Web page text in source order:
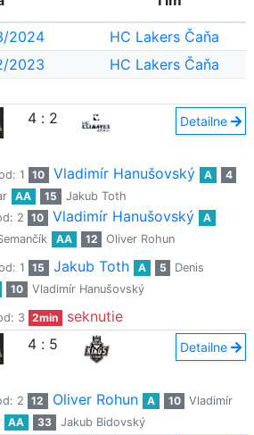
2024
HC Lakers Čaňa
2023
HC Lakers Čaňa
4 : 2 Detailne
1 10 Vladimír Hanušovský A
4
AA 15
Jakub Toth
2 10 Vladimír Hanušovský
A
AA 12 Oliver Rohun
1 15 Jakub Toth A 5
Denis
10 Vladimír Hanušovský
3 2min
seknutie
4 : 5 Detailne
2 12 Oliver Rohun A 10
Vladimír
AA 33 Jakub Bidovský